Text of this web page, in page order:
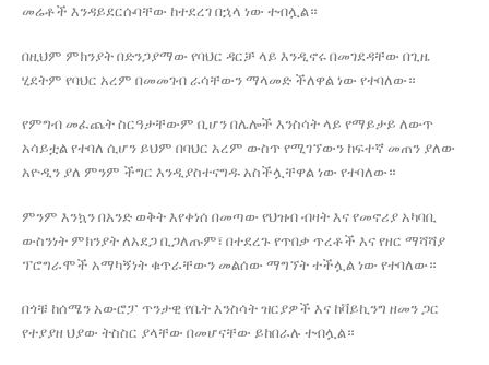
መሬቶች እንዳይደርሱባቸው ከተደረገ በኋላ ነው ተብሏል።
በዚህም ምክንያት በድንጋያማው የባህር ዳርቻ ላይ እንዲኖሩ በመገደዳቸው በጊዜ
ሂደትም የባህር አረም በመመገብ ራሳቸውን ማላመድ ችለዋል ነው የተባለው።
የምግብ መፈጨት ስርዓታቸውም ቢሆን በሌሎች እንስሳት ላይ የማይታይ ለውጥ
አሳይቷል የተባለ ሲሆን ይህም በባህር አረም ውስጥ የሚገኘውን ከፍተኛ መጠን ያለው
አዮዲን ያለ ምንም ችግር እንዲያስተናግዱ አስችሏቸዋል ነው የተባለው።
ምንም እንኳን በአንድ ወቅት እየቀነሰ በመጣው የህዝብ ብዛት እና የመኖሪያ አካባቢ
ውስንነት ምክንያት ለአደጋ ቢጋለጡም፣ በተደረጉ የጥበቃ ጥረቶች እና የዘር ማሻሻያ
ፕሮግራሞች አማካኝነት ቁጥራቸውን መልሰው ማግኘት ተችሏል ነው የተባለው።
በጎቹ ከሰሜን አውሮፓ ጥንታዊ የቤት እንስሳት ዝርያዎች እና ከቫይኪንግ ዘመን ጋር
የተያያዘ ህያው ትስስር ያላቸው በመሆናቸው ይከበራሉ ተብሏል።